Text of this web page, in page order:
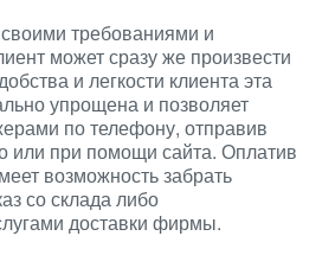
требованиями и
может сразу же произвести
и легкости клиента эта
упрощена и позволяет
по телефону, отправив
или при помощи сайта. Оплатив
возможность забрать
со склада либо
доставки фирмы.